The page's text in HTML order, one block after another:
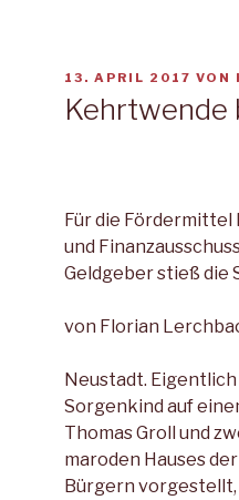
VERÖFFENTLICHT
13. APRIL 2017 VON
Kehrtwende
Für die Fördermittel
und
Geldgeber stieß die
von Florian
Neustadt.
Sorgenkind auf
Thomas Groll und
maroden Hauses
Bürgern